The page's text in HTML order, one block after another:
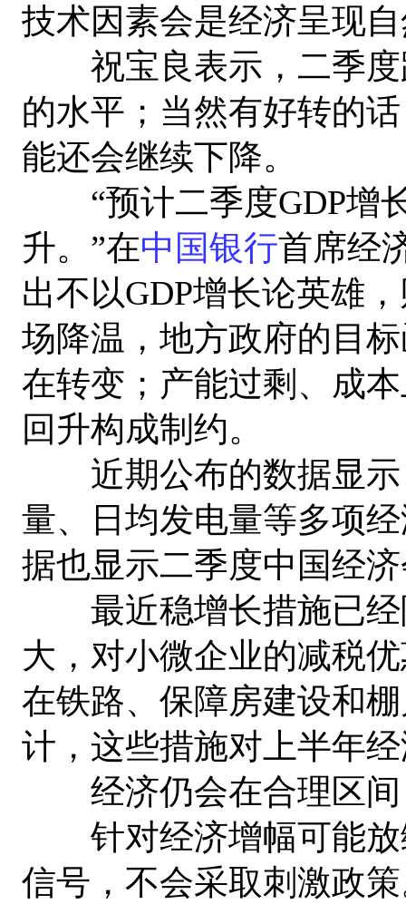
技术因素会是经济呈现
祝宝良表示，二季度
的水平；当然有好转的
能还会继续下降。
“预计二季度GDP增长
升。”在中国银行首席经
出不以GDP增长论英雄
场降温，地方政府的目
在转变；产能过剩、成
回升构成制约。
近期公布的数据显示
量、日均发电量等多项
据也显示二季度中国经
最近稳增长措施已经
大，对小微企业的减税
在铁路、保障房建设和
计，这些措施对上半年
经济仍会在合理区间
针对经济增幅可能放
信号，不会采取刺激政